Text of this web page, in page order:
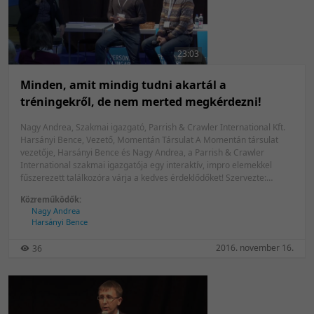
23:03
Minden, amit mindig tudni akartál a
tréningekről, de nem merted megkérdezni!
Nagy Andrea, Szakmai igazgató, Parrish & Crawler International Kft.
Harsányi Bence, Vezető, Momentán Társulat A Momentán társulat
vezetője, Harsányi Bence és Nagy Andrea, a Parrish & Crawler
International szakmai igazgatója egy interaktív, impro elemekkel
fűszerezett találkozóra várja a kedves érdeklődőket! Szervezte:
Közreműködők:
Nagy Andrea
Harsányi Bence
36 2016. november 16.